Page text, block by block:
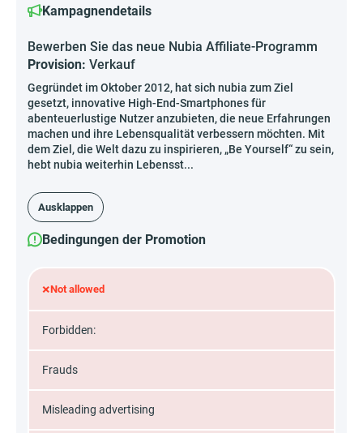
Kampagnendetails
Bewerben Sie das neue Nubia Affiliate-Programm
Provision: Verkauf
Gegründet im Oktober 2012, hat sich nubia zum Ziel
gesetzt, innovative High-End-Smartphones für
abenteuerlustige Nutzer anzubieten, die neue Erfahrungen
machen und ihre Lebensqualität verbessern möchten. Mit
dem Ziel, die Welt dazu zu inspirieren, „Be Yourself“ zu sein,
hebt nubia weiterhin Lebensst...
Ausklappen
Bedingungen der Promotion
×Not allowed
Forbidden:
Frauds
Misleading advertising